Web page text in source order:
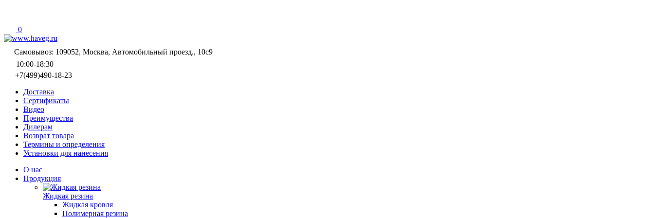
0
Самовывоз: 109052, Москва, Автомобильный проезд., 10с9
10:00-18:30
+7(499)490-18-23
Доставка
Сертификаты
Видео
Преимущества
Дилерам
Возврат товара
Термины и определения
Установки для нанесения
О нас
Продукция
Жидкая резина
Жидкая кровля
Полимерная резина